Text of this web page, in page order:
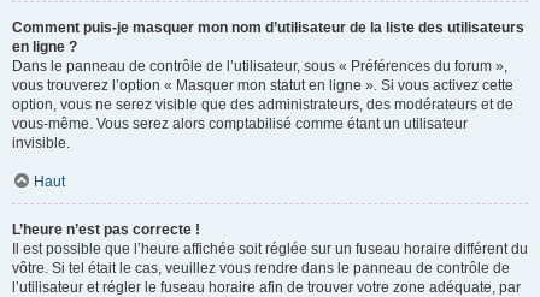
Comment puis-je masquer mon nom d’utilisateur de la liste des utilisateurs
en ligne ?
Dans le panneau de contrôle de l’utilisateur, sous « Préférences du forum »,
vous trouverez l’option « Masquer mon statut en ligne ». Si vous activez cette
option, vous ne serez visible que des administrateurs, des modérateurs et de
vous-même. Vous serez alors comptabilisé comme étant un utilisateur
invisible.
Haut
L’heure n’est pas correcte !
Il est possible que l’heure affichée soit réglée sur un fuseau horaire différent du
vôtre. Si tel était le cas, veuillez vous rendre dans le panneau de contrôle de
l’utilisateur et régler le fuseau horaire afin de trouver votre zone adéquate, par